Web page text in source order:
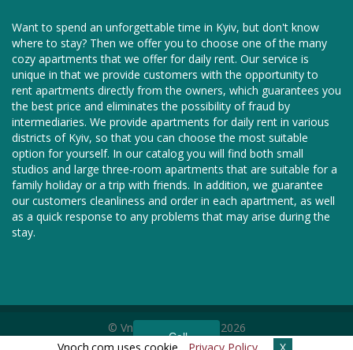
Call
Want to spend an unforgettable time in Kyiv, but don't know
where to stay? Then we offer you to choose one of the many
cozy apartments that we offer for daily rent. Our service is
unique in that we provide customers with the opportunity to
rent apartments directly from the owners, which guarantees you
the best price and eliminates the possibility of fraud by
intermediaries. We provide apartments for daily rent in various
districts of Kyiv, so that you can choose the most suitable
option for yourself. In our catalog you will find both small
studios and large three-room apartments that are suitable for a
family holiday or a trip with friends. In addition, we guarantee
our customers cleanliness and order in each apartment, as well
as a quick response to any problems that may arise during the
stay.
© Vnoch.com, 2011—2026
We are in social networks —